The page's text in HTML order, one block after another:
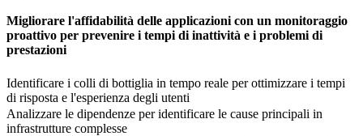
Migliorare l'affidabilità delle applicazioni con un monitoraggio
proattivo per prevenire i tempi di inattività e i problemi di
prestazioni
Identificare i colli di bottiglia in tempo reale per ottimizzare i tempi
di risposta e l'esperienza degli utenti
Analizzare le dipendenze per identificare le cause principali in
infrastrutture complesse